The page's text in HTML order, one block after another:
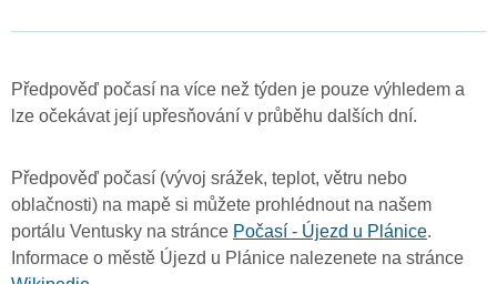
Předpověď počasí na více než týden je pouze výhledem a
lze očekávat její upřesňování v průběhu dalších dní.
Předpověď počasí (vývoj srážek, teplot, větru nebo
oblačnosti) na mapě si můžete prohlédnout na našem
portálu Ventusky na stránce Počasí - Újezd u Plánice.
Informace o městě Újezd u Plánice nalezenete na stránce